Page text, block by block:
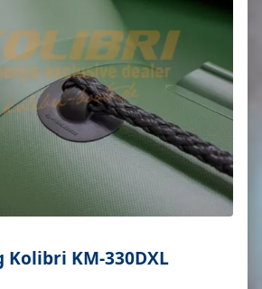
KM-330DXL